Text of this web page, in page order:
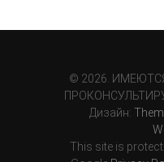
© 2026.
Дизайн:
This site is